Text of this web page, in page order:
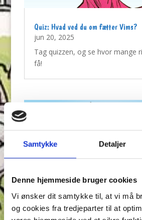
Samtykke Detaljer
Denne hjemmeside bruger cookies
Vi ønsker dit samtykke til, at vi må
og cookies fra tredjeparter til at
Quiz: Hvad ved du om fætter Vims?
jun 20, 2025
Tag quizzen, og se hvor mange
få!